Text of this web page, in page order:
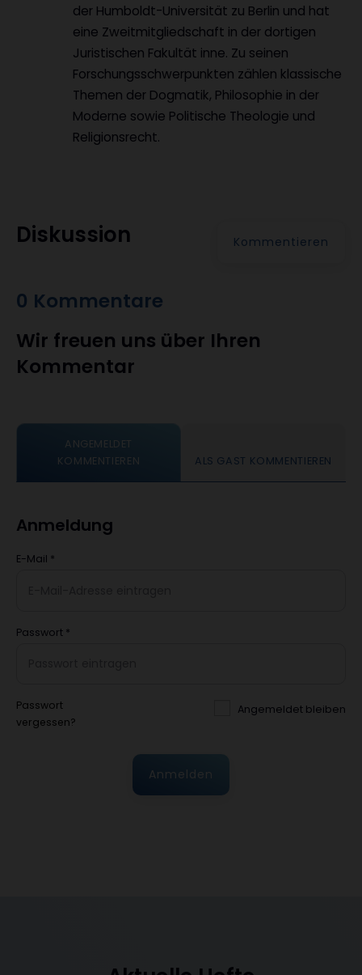
der Humboldt-Universität zu Berlin und hat
eine Zweitmitgliedschaft in der dortigen
Juristischen Fakultät inne. Zu seinen
Forschungsschwerpunkten zählen klassische
Themen der Dogmatik, Philosophie in der
Moderne sowie Politische Theologie und
Religionsrecht.
Diskussion Kommentieren
0 Kommentare
Wir freuen uns über Ihren
Kommentar
ANGEMELDET
KOMMENTIEREN
ALS GAST KOMMENTIEREN
Anmeldung
E-Mail *
Passwort *
Passwort
vergessen?
Angemeldet bleiben
Anmelden